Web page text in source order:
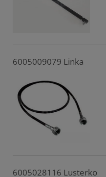
6005009079 Linka
6005028116 Lusterko